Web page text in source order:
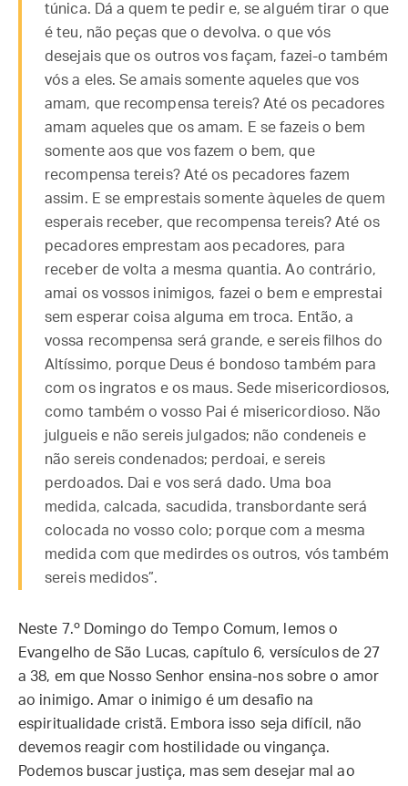
túnica. Dá a quem te pedir e, se alguém tirar o que
é teu, não peças que o devolva. o que vós
desejais que os outros vos façam, fazei-o também
vós a eles. Se amais somente aqueles que vos
amam, que recompensa tereis? Até os pecadores
amam aqueles que os amam. E se fazeis o bem
somente aos que vos fazem o bem, que
recompensa tereis? Até os pecadores fazem
assim. E se emprestais somente àqueles de quem
esperais receber, que recompensa tereis? Até os
pecadores emprestam aos pecadores, para
receber de volta a mesma quantia. Ao contrário,
amai os vossos inimigos, fazei o bem e emprestai
sem esperar coisa alguma em troca. Então, a
vossa recompensa será grande, e sereis filhos do
Altíssimo, porque Deus é bondoso também para
com os ingratos e os maus. Sede misericordiosos,
como também o vosso Pai é misericordioso. Não
julgueis e não sereis julgados; não condeneis e
não sereis condenados; perdoai, e sereis
perdoados. Dai e vos será dado. Uma boa
medida, calcada, sacudida, transbordante será
colocada no vosso colo; porque com a mesma
medida com que medirdes os outros, vós também
sereis medidos”.
Neste 7.º Domingo do Tempo Comum, lemos o
Evangelho de São Lucas, capítulo 6, versículos de 27
a 38, em que Nosso Senhor ensina-nos sobre o amor
ao inimigo. Amar o inimigo é um desafio na
espiritualidade cristã. Embora isso seja difícil, não
devemos reagir com hostilidade ou vingança.
Podemos buscar justiça, mas sem desejar mal ao